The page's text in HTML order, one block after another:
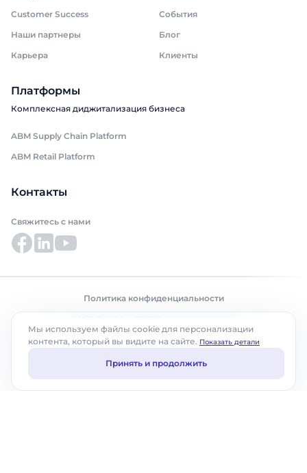
Customer Success
События
Наши партнеры
Блог
Карьера
Клиенты
Платформы
Комплексная диджитализация бизнеса
ABM Supply Chain Platform
ABM Retail Platform
Контакты
Свяжитесь с нами
Политика конфиденциальности
Мы используем файлы cookie для персонализации
контента, который вы видите на сайте. Показать детали
Принять и продолжить